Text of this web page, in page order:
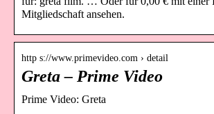
Mitgliedschaft ansehen.
http s://www.primevideo.com › detail
Greta – Prime Video
Prime Video: Greta